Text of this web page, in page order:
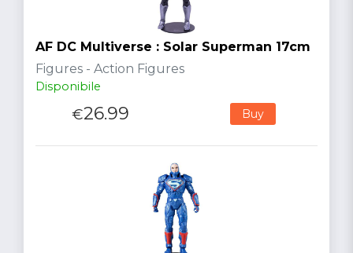
AF DC Multiverse : Solar Superman 17cm
Figures - Action Figures
Disponibile
€26.99 Buy